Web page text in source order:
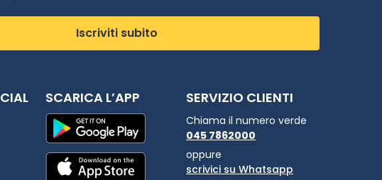
Iscriviti subito
SCARICA L’APP SERVIZIO CLIENTI
Chiama il numero verde
045 7862000
oppure
scrivici su Whatsapp